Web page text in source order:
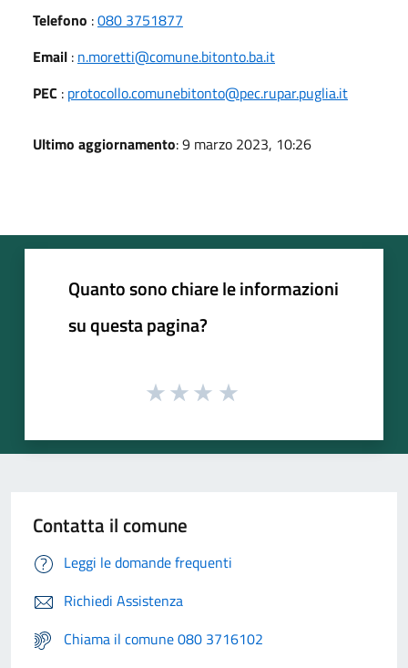
Telefono :080 3751877
Email : n.moretti@comune.bitonto.ba.it
PEC : protocollo.comunebitonto@pec.rupar.puglia.it
Ultimo aggiornamento: 9 marzo 2023, 10:26
Quanto sono chiare le informazioni
su questa pagina?
Contatta il comune
Leggi le domande frequenti
Richiedi Assistenza
Chiama il comune 080 3716102